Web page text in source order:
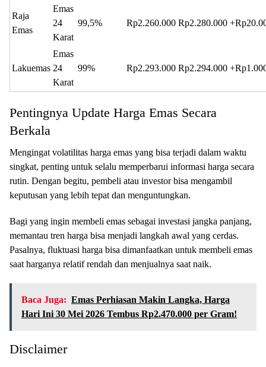
Raja
Emas
Emas
24
Karat
99,5% Rp2.260.000 Rp2.280.000
Lakuemas
Emas
24
Karat
99% Rp2.293.000 Rp2.294.000
Pentingnya Update Harga Emas Secara
Berkala
Mengingat volatilitas harga emas yang bisa terjadi dalam waktu
singkat, penting untuk selalu memperbarui informasi harga secara
rutin. Dengan begitu, pembeli atau investor bisa mengambil
keputusan yang lebih tepat dan menguntungkan.
Bagi yang ingin membeli emas sebagai investasi jangka panjang,
memantau tren harga bisa menjadi langkah awal yang cerdas.
Pasalnya, fluktuasi harga bisa dimanfaatkan untuk membeli emas
saat harganya relatif rendah dan menjualnya saat naik.
Baca Juga: Emas Perhiasan Makin Langka, Harga
Hari Ini 30 Mei 2026 Tembus Rp2.470.000 per Gram!
Disclaimer